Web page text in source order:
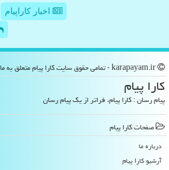
اخبار کاراپیام
كارا پیام
پیام رسان : کارا پیام، فراتر از یک پیام رسان
صفحات كارا پیام
درباره ما
آرشیو كارا پیام